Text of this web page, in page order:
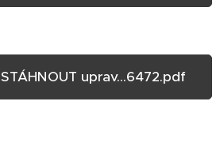
STÁHNOUT uprav...6472.pdf